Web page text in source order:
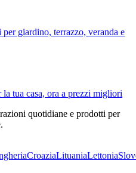
giardino, terrazzo, veranda e
tua casa, ora a prezzi migliori
quotidiane e prodotti per
CroaziaLituaniaLettonia